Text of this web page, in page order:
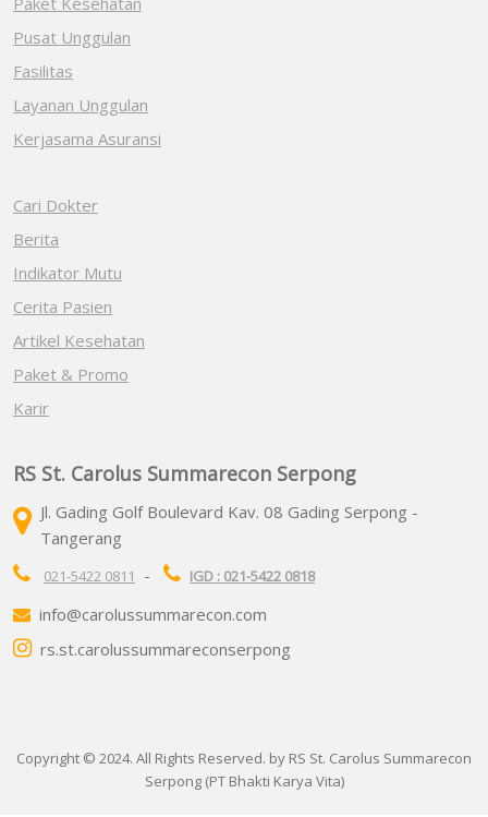
Pusat Unggulan
Fasilitas
Layanan Unggulan
Kerjasama Asuransi
Cari Dokter
Berita
Indikator Mutu
Cerita Pasien
Artikel Kesehatan
Paket & Promo
Karir
RS St. Carolus Summarecon Serpong
Jl. Gading Golf Boulevard Kav. 08 Gading Serpong -
Tangerang
021-5422 0811 - IGD : 021-5422 0818
info@carolussummarecon.com
rs.st.carolussummareconserpong
Copyright © 2024. All Rights Reserved. by RS St. Carolus Summarecon
Serpong (PT Bhakti Karya Vita)